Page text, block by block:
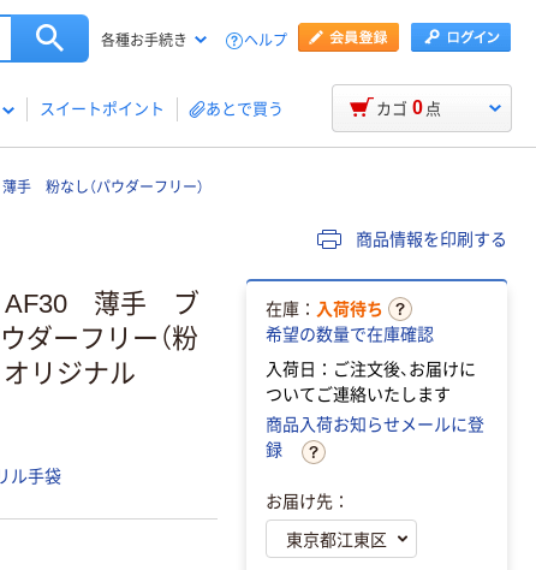
各種お手続き ヘルプ
スイートポイント あとで買う カゴ 0 点
手 粉なし（パウダーフリー）
商品情報を印刷する
AF30 薄手 ブ
ーフリー（粉
リジナル
ル手袋
在庫： 入荷待ち
希望の数量で在庫確認
入荷日：ご注文後、お届けに
ついてご連絡いたします
商品入荷お知らせメールに登
録
お届け先：